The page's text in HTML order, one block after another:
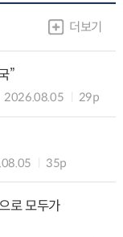
더보기
”
2026.08.05 29p
35p
로 모두가